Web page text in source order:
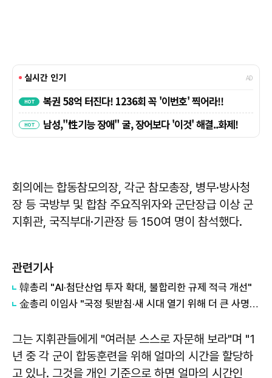
회의에는 합동참모의장, 각군 참모총장, 병무·방사청
장 등 국방부 및 합참 주요직위자와 군단장급 이상 군
지휘관, 국직부대·기관장 등 150여 명이 참석했다.
관련기사
韓총리 "AI·첨단산업 투자 확대, 불합리한 규제 적극 개선"
金총리 이임사 "국정 뒷받침·새 시대 열기 위해 더 큰 사명감으로 뛰겠다"
그는 지휘관들에게 "여러분 스스로 자문해 보라"며 "1
년 중 각 군이 합동훈련을 위해 얼마의 시간을 할당하
고 있나. 그것을 개인 기준으로 하면 얼마의 시간인